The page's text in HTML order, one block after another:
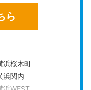
ら
ら
浜桜木町
浜関内